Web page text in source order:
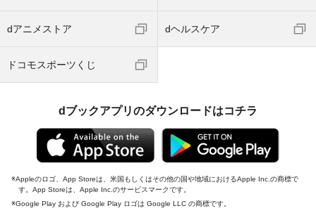
dアニメストア dヘルスケア
ドコモスポーツくじ
dブックアプリのダウンロードはコチラ
Appleのロゴ、App Storeは、米国もしくはその他の国や地域におけるApple Inc.の商標で
す。App Storeは、Apple Inc.のサービスマークです。
Google Play および Google Play ロゴは Google LLC の商標です。